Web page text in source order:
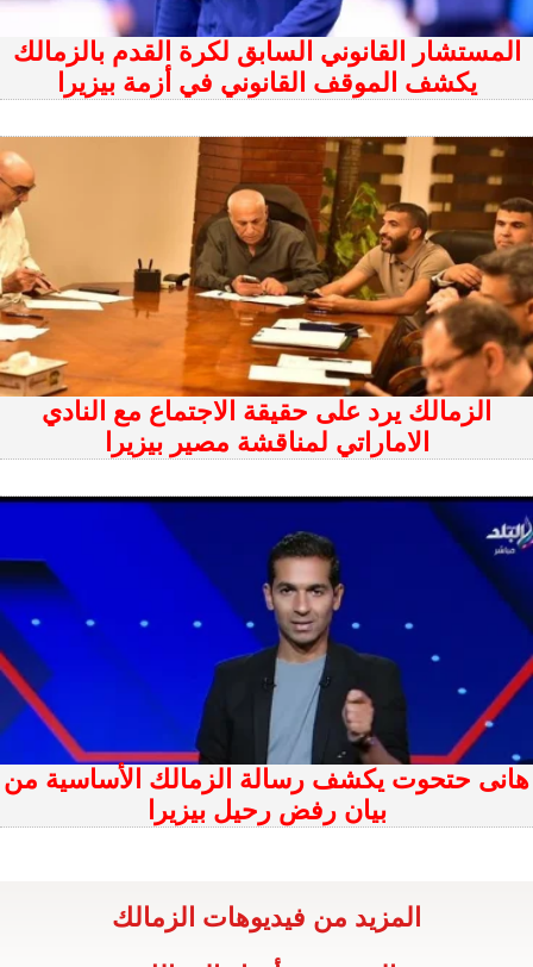
المستشار القانوني السابق لكرة القدم بالزمالك
يكشف الموقف القانوني في أزمة بيزيرا
الزمالك يرد على حقيقة الاجتماع مع النادي
الاماراتي لمناقشة مصير بيزيرا
هانى حتحوت يكشف رسالة الزمالك الأساسية من
بيان رفض رحيل بيزيرا
المزيد من فيديوهات الزمالك